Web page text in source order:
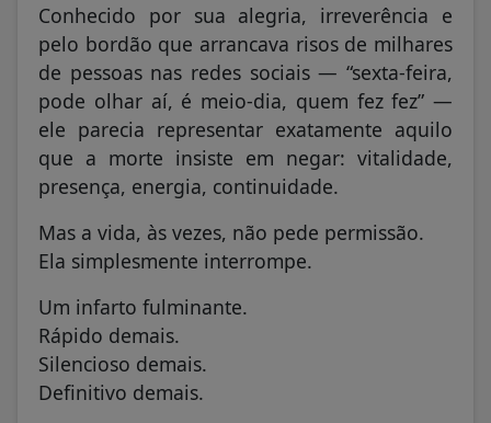
Conhecido por sua alegria, irreverência e
pelo bordão que arrancava risos de milhares
de pessoas nas redes sociais — “sexta-feira,
pode olhar aí, é meio-dia, quem fez fez” —
ele parecia representar exatamente aquilo
que a morte insiste em negar: vitalidade,
presença, energia, continuidade.
Mas a vida, às vezes, não pede permissão.
Ela simplesmente interrompe.
Um infarto fulminante.
Rápido demais.
Silencioso demais.
Definitivo demais.